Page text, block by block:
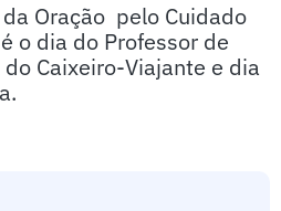
Oração pelo Cuidado
o dia do Professor de
Caixeiro-Viajante e dia